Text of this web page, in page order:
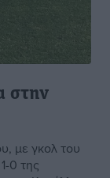
στην
με γκολ του
0 της